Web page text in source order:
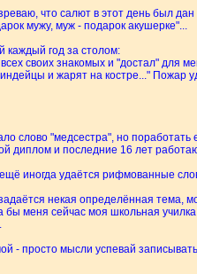
что салют в этот день был дан
мужу, муж - подарок акушерке"...
каждый год за столом:
своих знакомых и "достал" для
и жарят на костре..." Пожар
слово "медсестра", но поработать
диплом и последние 16 лет
иногда удаётся рифмованные
некая определённая тема,
меня сейчас моя школьная училка
- просто мысли успевай